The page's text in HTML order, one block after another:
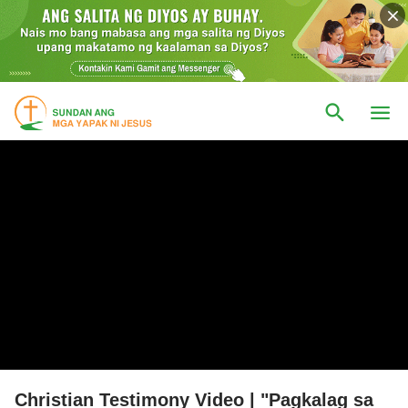
Christian Testimony Video | "Pagkalag sa